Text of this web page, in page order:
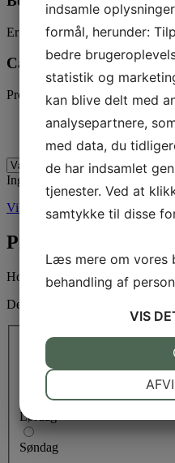
Er du interesseret i en stand på
Camilla Kruse
Projektkoordinator (standsalg)
50 95 67 91
Ingen standpladser
Vilkår og betingelser 2023 >
Program 2024
Hold øje med siden.
Der kommer løbende
Lørdag
Søndag
indsamle
formål, herunder:
bedre
statistik og
kan blive delt med
analysepartnere,
med data, du
de har indsamlet
tjenester. Ved at
samtykke til disse
Læs mere om vores
behandling af
VIS